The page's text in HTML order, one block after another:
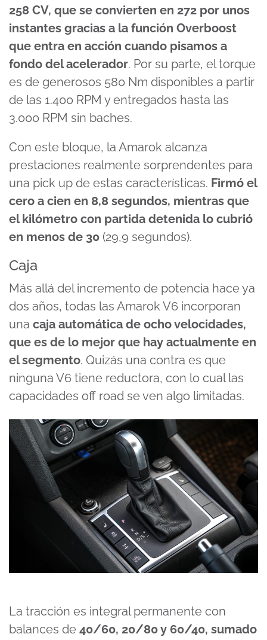
258 CV, que se convierten en 272 por unos
instantes gracias a la función Overboost
que entra en acción cuando pisamos a
fondo del acelerador. Por su parte, el torque
es de generosos 580 Nm disponibles a partir
de las 1.400 RPM y entregados hasta las
3.000 RPM sin baches.
Con este bloque, la Amarok alcanza
prestaciones realmente sorprendentes para
una pick up de estas características. Firmó el
cero a cien en 8,8 segundos, mientras que
el kilómetro con partida detenida lo cubrió
en menos de 30 (29,9 segundos).
Caja
Más allá del incremento de potencia hace ya
dos años, todas las Amarok V6 incorporan
una caja automática de ocho velocidades,
que es de lo mejor que hay actualmente en
el segmento. Quizás una contra es que
ninguna V6 tiene reductora, con lo cual las
capacidades off road se ven algo limitadas.
La tracción es integral permanente con
balances de 40/60, 20/80 y 60/40, sumado